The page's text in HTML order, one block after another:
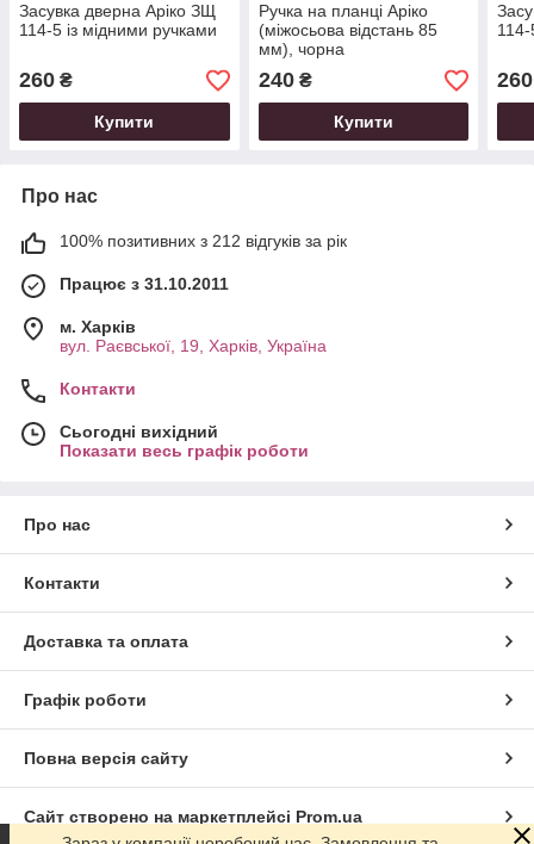
Засувка дверна Аріко ЗЩ
114-5 із мідними ручками
260 ₴
Купити
Ручка на планці Аріко
(міжосьова відстань 85
мм), чорна
240₴
Купити
260
Про нас
100% позитивних з 212 відгуків за рік
Працює з 31.10.2011
м. Харків
вул. Раєвської, 19, Харків, Україна
Контакти
Сьогодні вихідний
Показати весь графік роботи
Про нас
Контакти
Доставка та оплата
Графік роботи
Повна версія сайту
Сайт створено на маркетплейсі Prom.ua